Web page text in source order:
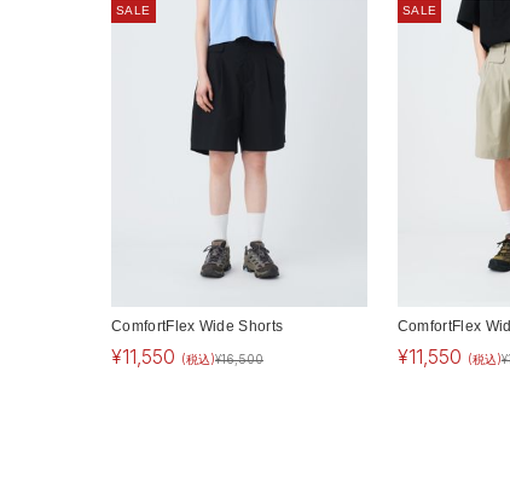
SALE
ComfortFlex Wide Shorts
¥11,550 (税込)¥16,500
SALE
ComfortFlex
¥11,550 (税込)¥